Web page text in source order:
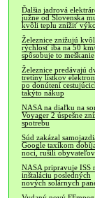
Ďalšia jadrová
južne od Slovenska
kvôli teplu znížiť
Železnice znižujú
rýchlosť iba na 50 km/
spôsobuje to meškanie
Železnice predávajú
tretiny lístkov
po donútení
takýto nákup
NASA na diaľku na
Voyager 2 úspešne
spotrebu
Súd zakázal
Google taxíkom
noci, rušili obyvateľov
NASA pripravuje ISS
inštaláciu posledných
nových solárnych